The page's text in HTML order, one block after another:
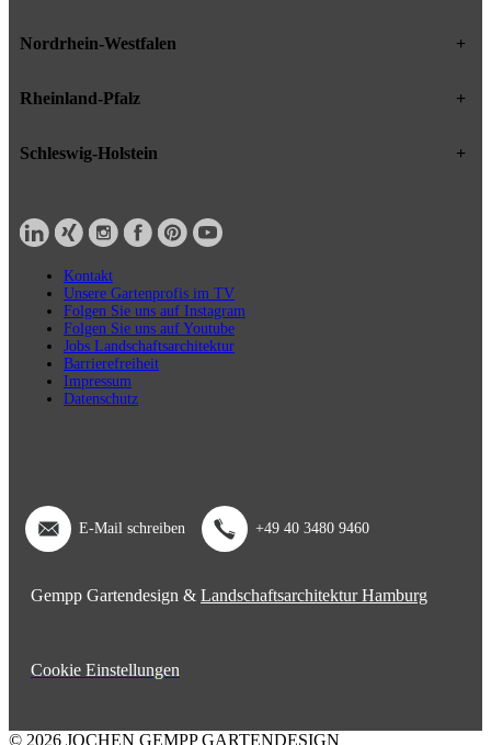
Nordrhein-Westfalen +
Rheinland-Pfalz +
Schleswig-Holstein +
Kontakt
Unsere Gartenprofis im TV
Folgen Sie uns auf Instagram
Folgen Sie uns auf Youtube
Jobs Landschaftsarchitektur
Barrierefreiheit
Impressum
Datenschutz
E-Mail schreiben +49 40 3480 9460
Gempp Gartendesign & Landschaftsarchitektur Hamburg
Cookie Einstellungen
© 2026 JOCHEN GEMPP GARTENDESIGN